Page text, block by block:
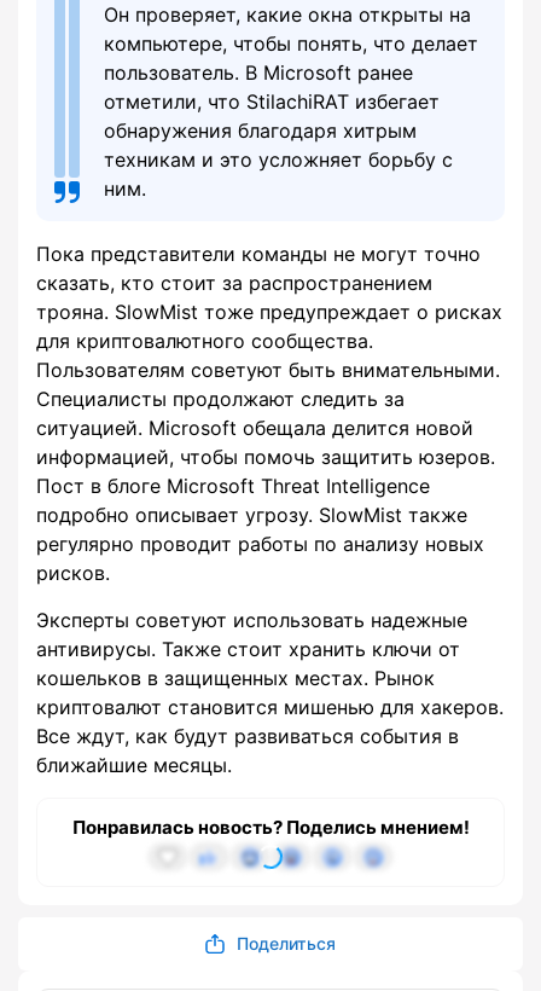
Он проверяет, какие окна открыты на
компьютере, чтобы понять, что делает
пользователь. В Microsoft ранее
отметили, что StilachiRAT избегает
обнаружения благодаря хитрым
техникам и это усложняет борьбу с
ним.
Пока представители команды не могут точно
сказать, кто стоит за распространением
трояна. SlowMist тоже предупреждает о рисках
для криптовалютного сообщества.
Пользователям советуют быть внимательными.
Специалисты продолжают следить за
ситуацией. Microsoft обещала делится новой
информацией, чтобы помочь защитить юзеров.
Пост в блоге Microsoft Threat Intelligence
подробно описывает угрозу. SlowMist также
регулярно проводит работы по анализу новых
рисков.
Эксперты советуют использовать надежные
антивирусы. Также стоит хранить ключи от
кошельков в защищенных местах. Рынок
криптовалют становится мишенью для хакеров.
Все ждут, как будут развиваться события в
ближайшие месяцы.
Понравилась новость? Поделись мнением!
Поделиться